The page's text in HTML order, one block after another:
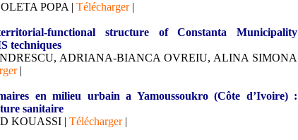
POPA | Télécharger|
functional structure of Constanta Municipality
techniques
ADRIANA-BIANCA OVREIU, ALINA SIMONA
|
en milieu urbain a Yamoussoukro (Côte d’Ivoire) :
sanitaire
KOUASSI | Télécharger|